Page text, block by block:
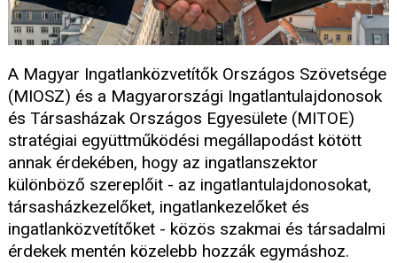
A Magyar Ingatlanközvetítők Országos Szövetsége
(MIOSZ) és a Magyarországi Ingatlantulajdonosok
és Társasházak Országos Egyesülete (MITOE)
stratégiai együttműködési megállapodást kötött
annak érdekében, hogy az ingatlanszektor
különböző szereplőit - az ingatlantulajdonosokat,
társasházkezelőket, ingatlankezelőket és
ingatlanközvetítőket - közös szakmai és társadalmi
érdekek mentén közelebb hozzák egymáshoz.